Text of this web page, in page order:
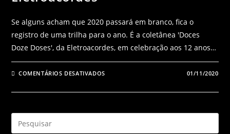
Se alguns acham que 2020 passará em branco, fica o
registro de uma trilha para o ano. É a coletânea 'Doces
Doze Doses', da Eletroacordes, em celebração aos 12 anos…
COMENTÁRIOS DESATIVADOS 01/11/2020